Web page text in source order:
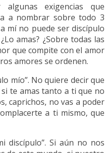
exigencias que
a nombrar sobre todo 3
mí no puede ser discípulo
amas? ¿Sobre todas las
que compite con el amor
amores se ordenen.
mío”. No quiere decir que
te amas tanto a ti que no
caprichos, no vas a poder
a ti mismo, que
discípulo”. Si aún no nos